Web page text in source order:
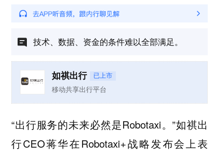
技术、数据、资金的条件难以全部满足。
如祺出行 已上市
移动共享出行平台
“出行服务的未来必然是Robotaxi。”如祺出
行CEO蒋华在Robotaxi+战略发布会上表